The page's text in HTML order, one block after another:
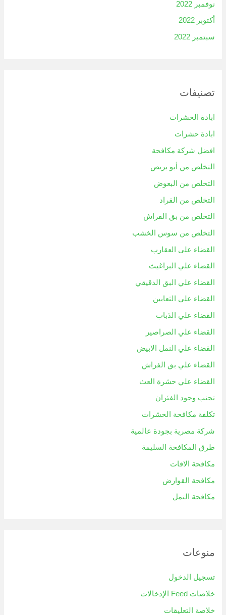
نوفمبر 2022
أكتوبر 2022
سبتمبر 2022
تصنيفات
ابادة الحشرات
ابادة حشرات
افضل شركة مكافحة
التخلص من أبو بريص
التخلص من البعوض
التخلص من القراد
التخلص من بق الفراش
التخلص من سوس الخشب
القضاء على العقارب
القضاء علي البراغيث
القضاء علي البق الدقيقي
القضاء علي الثعابين
القضاء علي الذباب
القضاء علي الصراصير
القضاء علي النمل الابيض
القضاء علي بق الفراش
القضاء علي حشرة العث
تجنب وجود الفئران
تكلفة مكافحة الحشرات
شركة مصرية بجودة عالمية
طرق المكافحة السليمة
مكافحة الافات
مكافحة القوارض
مكافحة النمل
منوعات
تسجيل الدخول
خلاصات Feed الإدخالات
خلاصة التعليقات